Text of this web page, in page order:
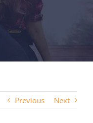
Previous Next